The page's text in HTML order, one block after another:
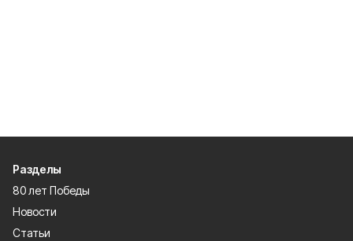
Разделы
80 лет Победы
Новости
Статьи